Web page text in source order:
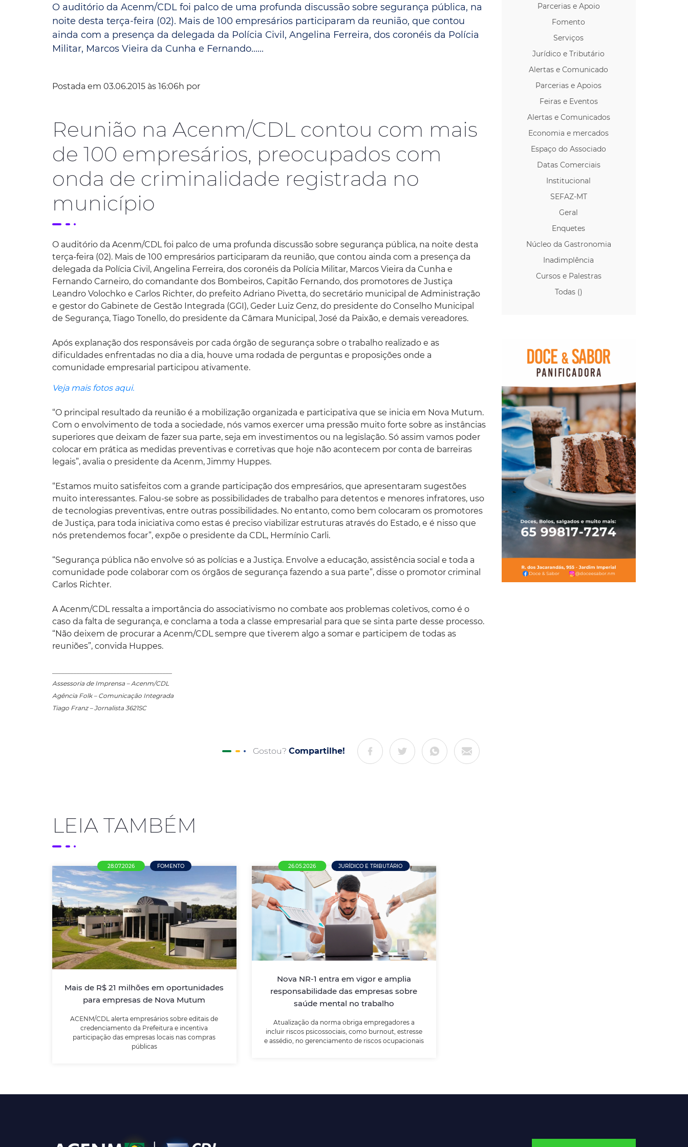
Convênio Parque das Águas
Convênio Mix da Saúde
Proteção ao Crédito
Vante CRM
Espaços p/ Locação
O auditório da Acenm/CDL foi palco de uma profunda discussão sobre segurança pública, na
noite desta terça-feira (02). Mais de 100 empresários participaram da reunião, que contou
ainda com a presença da delegada da Polícia Civil, Angelina Ferreira, dos coronéis da Polícia
Militar, Marcos Vieira da Cunha e Fernando......
Postada em 03.06.2015 às 16:06h por
Reunião na Acenm/CDL contou com mais
de 100 empresários, preocupados com
onda de criminalidade registrada no
município
O auditório da Acenm/CDL foi palco de uma profunda discussão sobre segurança pública, na noite desta
terça-feira (02). Mais de 100 empresários participaram da reunião, que contou ainda com a presença da
delegada da Polícia Civil, Angelina Ferreira, dos coronéis da Polícia Militar, Marcos Vieira da Cunha e
Fernando Carneiro, do comandante dos Bombeiros, Capitão Fernando, dos promotores de Justiça
Leandro Volochko e Carlos Richter, do prefeito Adriano Pivetta, do secretário municipal de Administração
e gestor do Gabinete de Gestão Integrada (GGI), Geder Luiz Genz, do presidente do Conselho Municipal
de Segurança, Tiago Tonello, do presidente da Câmara Municipal, José da Paixão, e demais vereadores.
Após explanação dos responsáveis por cada órgão de segurança sobre o trabalho realizado e as
dificuldades enfrentadas no dia a dia, houve uma rodada de perguntas e proposições onde a
comunidade empresarial participou ativamente.
Veja mais fotos aqui.
“O principal resultado da reunião é a mobilização organizada e participativa que se inicia em Nova Mutum.
Com o envolvimento de toda a sociedade, nós vamos exercer uma pressão muito forte sobre as instâncias
superiores que deixam de fazer sua parte, seja em investimentos ou na legislação. Só assim vamos poder
colocar em prática as medidas preventivas e corretivas que hoje não acontecem por conta de barreiras
legais”, avalia o presidente da Acenm, Jimmy Huppes.
“Estamos muito satisfeitos com a grande participação dos empresários, que apresentaram sugestões
muito interessantes. Falou-se sobre as possibilidades de trabalho para detentos e menores infratores, uso
de tecnologias preventivas, entre outras possibilidades. No entanto, como bem colocaram os promotores
de Justiça, para toda iniciativa como estas é preciso viabilizar estruturas através do Estado, e é nisso que
nós pretendemos focar”, expõe o presidente da CDL, Hermínio Carli.
“Segurança pública não envolve só as polícias e a Justiça. Envolve a educação, assistência social e toda a
comunidade pode colaborar com os órgãos de segurança fazendo a sua parte”, disse o promotor criminal
Carlos Richter.
A Acenm/CDL ressalta a importância do associativismo no combate aos problemas coletivos, como é o
caso da falta de segurança, e conclama a toda a classe empresarial para que se sinta parte desse processo.
“Não deixem de procurar a Acenm/CDL sempre que tiverem algo a somar e participem de todas as
reuniões”, convida Huppes.
Assessoria de Imprensa – Acenm/CDL
Agência Folk – Comunicação Integrada
Tiago Franz – Jornalista 3621SC
Gostou? Compartilhe!
Parcerias e Apoio
Fomento
Serviços
Jurídico e Tributário
Alertas e Comunicado
Parcerias e Apoios
Feiras e Eventos
Alertas e Comunicados
Economia e mercados
Espaço do Associado
Datas Comerciais
Institucional
SEFAZ-MT
Geral
Enquetes
Núcleo da Gastronomia
Inadimplência
Cursos e Palestras
Todas ()
LEIA TAMBÉM
28.07.2026 FOMENTO
Mais de R$ 21 milhões em oportunidades
para empresas de Nova Mutum
ACENM/CDL alerta empresários sobre editais de
credenciamento da Prefeitura e incentiva
participação das empresas locais nas compras
públicas
Mais de R$ 21 milhões em
oportunidades para empresas de
Nova Mutum
ACENM/CDL alerta empresários sobre
incentiva participação das empresas locais
nas compras públicas
LEIA MAIS
26.05.2026 JURÍDICO E TRIBUTÁRIO
Nova NR-1 entra em vigor e amplia
responsabilidade das empresas sobre
saúde mental no trabalho
Atualização da norma obriga empregadores a
incluir riscos psicossociais, como burnout, estresse
e assédio, no gerenciamento de riscos ocupacionais
Nova NR-1 entra em vigor e amplia
responsabilidade das empresas
sobre saúde mental no trabalho
Atualização da norma obriga
como burnout, estresse e assédio, no
gerenciamento de riscos ocupacionais
LEIA MAIS